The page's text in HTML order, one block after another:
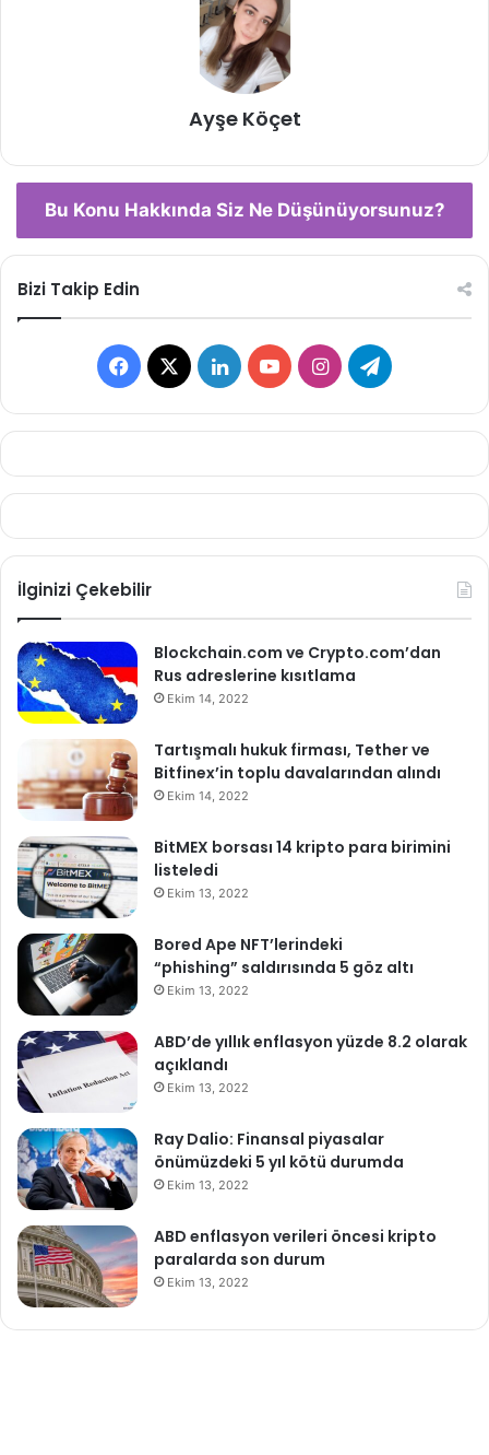
Ayşe Köçet
Bu Konu Hakkında Siz Ne Düşünüyorsunuz?
Bizi Takip Edin
Facebook
X LinkedInYouTubeInstagramTelegram
İlginizi Çekebilir
Blockchain.com ve Crypto.com’dan
Rus adreslerine kısıtlama
Ekim 14, 2022
Tartışmalı hukuk firması, Tether ve
Bitfinex’in toplu davalarından alındı
Ekim 14, 2022
BitMEX borsası 14 kripto para birimini
listeledi
Ekim 13, 2022
Bored Ape NFT’lerindeki
“phishing” saldırısında 5 göz altı
Ekim 13, 2022
ABD’de yıllık enflasyon yüzde 8.2 olarak
açıklandı
Ekim 13, 2022
Ray Dalio: Finansal piyasalar
önümüzdeki 5 yıl kötü durumda
Ekim 13, 2022
ABD enflasyon verileri öncesi kripto
paralarda son durum
Ekim 13, 2022